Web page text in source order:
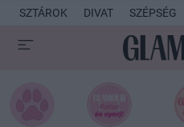
SZTÁROK DIVAT SZÉPSÉG